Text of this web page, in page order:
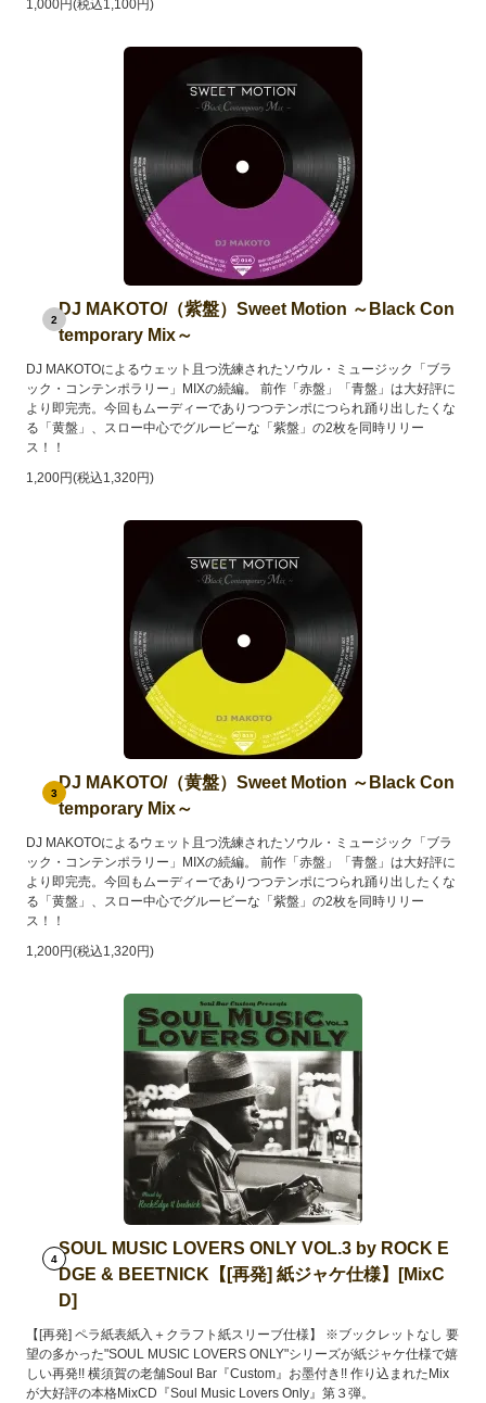
1,000円(税込1,100円)
2
DJ MAKOTO/（紫盤）Sweet Motion ～Black Con
temporary Mix～
DJ MAKOTOによるウェット且つ洗練されたソウル・ミュージック「ブラ
ック・コンテンポラリー」MIXの続編。 前作「赤盤」「青盤」は大好評に
より即完売。今回もムーディーでありつつテンポにつられ踊り出したくな
る「黄盤」、スロー中心でグルービーな「紫盤」の2枚を同時リリー
ス！！
1,200円(税込1,320円)
3
DJ MAKOTO/（黄盤）Sweet Motion ～Black Con
temporary Mix～
DJ MAKOTOによるウェット且つ洗練されたソウル・ミュージック「ブラ
ック・コンテンポラリー」MIXの続編。 前作「赤盤」「青盤」は大好評に
より即完売。今回もムーディーでありつつテンポにつられ踊り出したくな
る「黄盤」、スロー中心でグルービーな「紫盤」の2枚を同時リリー
ス！！
1,200円(税込1,320円)
4
SOUL MUSIC LOVERS ONLY VOL.3 by ROCK E
DGE & BEETNICK【[再発] 紙ジャケ仕様】[MixC
D]
【[再発] ペラ紙表紙入＋クラフト紙スリーブ仕様】 ※ブックレットなし 要
望の多かった"SOUL MUSIC LOVERS ONLY"シリーズが紙ジャケ仕様で嬉
しい再発!! 横須賀の老舗Soul Bar『Custom』お墨付き!! 作り込まれたMix
が大好評の本格MixCD『Soul Music Lovers Only』第３弾。